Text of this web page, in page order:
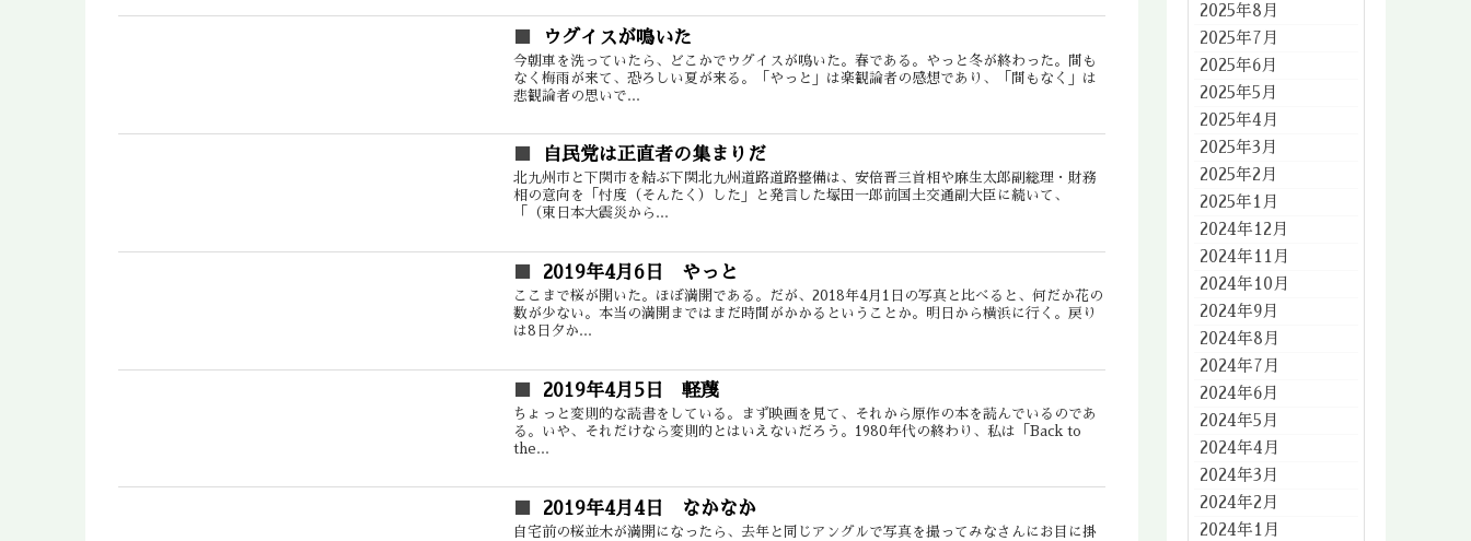
ウグイスが鳴いた
今朝車を洗っていたら、どこかでウグイスが鳴いた。春である。やっと冬が終わった。間も
なく梅雨が来て、恐ろしい夏が来る。「やっと」は楽観論者の感想であり、「間もなく」は
悲観論者の思いで...
自民党は正直者の集まりだ
北九州市と下関市を結ぶ下関北九州道路道路整備は、安倍晋三首相や麻生太郎副総理・財務
相の意向を「忖度（そんたく）した」と発言した塚田一郎前国土交通副大臣に続いて、
「（東日本大震災から...
2019年4月6日 やっと
ここまで桜が開いた。ほぼ満開である。だが、2018年4月1日の写真と比べると、何だか花の
数が少ない。本当の満開まではまだ時間がかかるということか。明日から横浜に行く。戻り
は8日夕か...
2019年4月5日 軽蔑
ちょっと変則的な読書をしている。まず映画を見て、それから原作の本を読んでいるのであ
る。いや、それだけなら変則的とはいえないだろう。1980年代の終わり、私は「Back to
the...
2019年4月4日 なかなか
自宅前の桜並木が満開になったら、去年と同じアングルで写真を撮ってみなさんにお目に掛
2025年8月
2025年7月
2025年6月
2025年5月
2025年4月
2025年3月
2025年2月
2025年1月
2024年12月
2024年11月
2024年10月
2024年9月
2024年8月
2024年7月
2024年6月
2024年5月
2024年4月
2024年3月
2024年2月
2024年1月